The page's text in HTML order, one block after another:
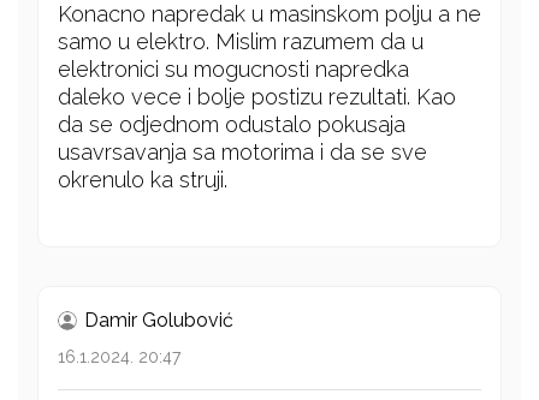
Konacno napredak u masinskom polju a ne
samo u elektro. Mislim razumem da u
elektronici su mogucnosti napredka
daleko vece i bolje postizu rezultati. Kao
da se odjednom odustalo pokusaja
usavrsavanja sa motorima i da se sve
okrenulo ka struji.
Damir Golubović
16.1.2024. 20:47